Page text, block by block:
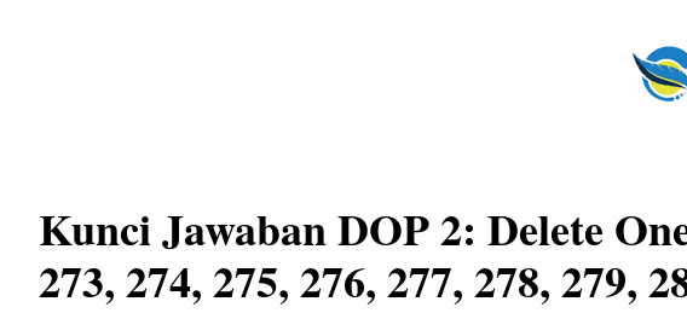
Kunci Jawaban DOP 2: Delete
273, 274, 275, 276, 277, 278, 279,